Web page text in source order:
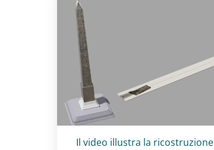
Titolo card:
Il video illustra la ricostruzione